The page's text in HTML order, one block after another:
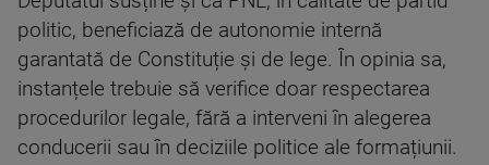
politic, beneficiază de autonomie internă
garantată de Constituție și de lege. În opinia sa,
instanțele trebuie să verifice doar respectarea
procedurilor legale, fără a interveni în alegerea
conducerii sau în deciziile politice ale formațiunii.